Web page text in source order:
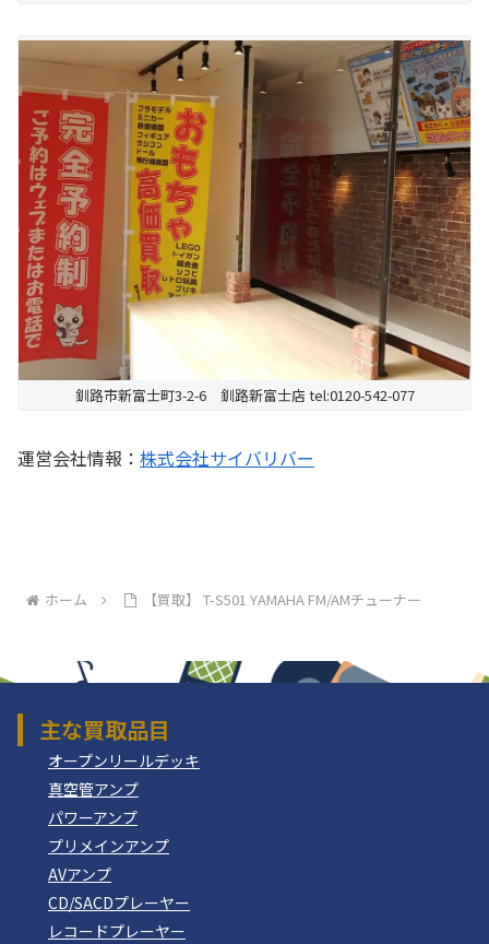
釧路市新富士町3-2-6 釧路新富士店 tel:0120-542-077
運営会社情報： 株式会社サイバリバー
ホーム 【買取】 T-S501 YAMAHA FM/AMチューナー
主な買取品目
オープンリールデッキ
真空管アンプ
パワーアンプ
プリメインアンプ
AVアンプ
CD/SACDプレーヤー
レコードプレーヤー